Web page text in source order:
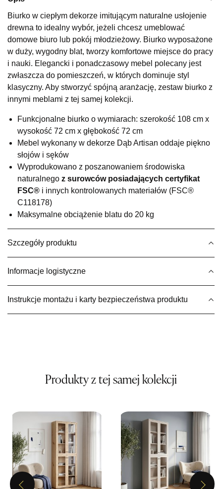
Wybierz
SALON MEBLOWY KUBUŚ
Salon meblowy
UL.RZEMIEŚLNICZA 6
66-470 KOSTRZYN NAD ODRĄ
Nr tel.507103199
Pn-Pt: 10:00-18:00, Sb: 10:00-14:00
399,00 zł
Najniższa cena sprzedawcy z ostatnich 30 dni 399,00 zł
Wybierz
SALON MEBLOWY M JAK MEBLE
Salon meblowy
UL.BASZTOWA 3
76-100 SŁAWNO
Nr tel.
502668736
Adres e-mail:pph.catrin@wp.pl
Godziny otwarcia
399,00 zł 339,15 zł
Salon meblowy
Nr tel.606350240
Adres e-mail:salon@mebleexpo.com.pl
Godziny otwarcia
Pn-Pt: 10:00-18:00, Sb: 10:00-15:00
399,00 zł 339,15 zł
Najniższa cena sprzedawcy z ostatnich 30 dni 399,00 zł
Biurko w ciepłym dekorze imitującym naturalne usłojenie
drewna to idealny wybór, jeżeli chcesz umeblować
domowe biuro lub pokój młodzieżowy. Biurko wyposażone
w duży, wygodny blat, tworzy komfortowe miejsce do pracy
i nauki. Elegancki i ponadczasowy mebel polecany jest
zwłaszcza do pomieszczeń, w których dominuje styl
klasyczny. Aby stworzyć spójną aranżację, zestaw biurko z
innymi meblami z tej samej kolekcji.
Funkcjonalne biurko o wymiarach: szerokość 108 cm x
wysokość 72 cm x głębokość 72 cm
Mebel wykonany w dekorze Dąb Artisan oddaje piękno
słojów i sęków
Wyprodukowano z poszanowaniem środowiska
naturalnego z surowców posiadających certyfikat
FSC® i innych kontrolowanych materiałów (FSC®
C118178)
Maksymalne obciążenie blatu do 20 kg
Szczegóły produktu
Informacje logistyczne
Instrukcje montażu i karty bezpieczeństwa produktu
Produkty z tej samej kolekcji
Previous Next